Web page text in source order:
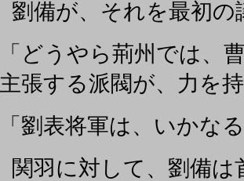
劉備が、それを最初
「どうやら荊州では、
主張する派閥が、力を
「劉表将軍は、いかな
関羽に対して、劉備は